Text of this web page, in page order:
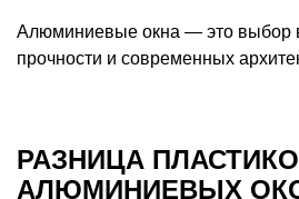
Алюминиевые окна — это выбор
прочности и современных
РАЗНИЦА
АЛЮМИНИЕВЫХ